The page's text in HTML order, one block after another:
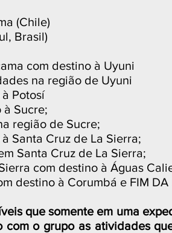
(Chile)
Brasil)
com destino à Uyuni
na região de Uyuni
Potosí
à Sucre;
região de Sucre;
Santa Cruz de La Sierra;
Santa Cruz de La Sierra;
com destino à Águas
destino à Corumbá e FIM DA
que somente em uma
com o grupo as atividades